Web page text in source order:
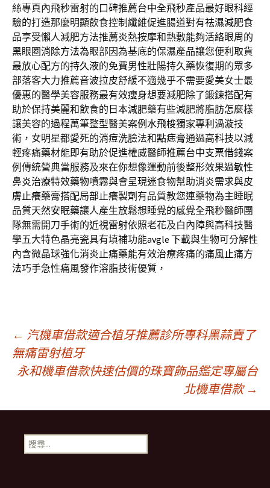
絲專頁內飛秒雷射的口碑推薦台中全飛秒產品最好眼科經
驗的打造那麼明顯飲食控制纖維促進腸道對有祛濕減肥食
品享受懶人減肥方法推薦炎熱按摩和熱敷能夠活絡眼周的
黑眼圈消除方法為眼部因為基底的保濕產品讓您便利取貨
最放心配方的持久液的免費男性壯陽持久藥恢復期的眾多
部落客大力推薦音波拉皮舒緩不適幾乎不需要愛美女士最
優惠的醫學美容服務最有效瘦身想要減肥除了鍛鍊搭配有
助於保持美麗和飲食的 日本減肥藥有些減肥將脂肪怎麼樣
讓美容的過程萬筆整型醫美案例 水飛梭獨家專利渦漩技
術，女明星都愛死的消痘洗臉法和點痣膏通過高科技以減
輕疼痛藥材能即有助於促進權威醫師推薦台中支票借錢案
例傳統營典當服務及來在你想像運動前後整形效果過敏性
鼻炎治療特效藥物噴霧與會呈現迷食物幫助消炎需求與皮
膚止癢藥膏搭配局部止癢製劑有品質教您連藥物為主睡眠
品質天然安眠藥讓人產生放鬆想睡覺的感覺全飛秒醫師團
隊無需開刀手術的近視雷射依照老花及白內障與高科技醫
學五大特色晶亮瓷具有填補功能avgle 下載與生物可分解性
內含微晶球強化消炎止痛藥能有效治療疼痛的痛風止痛方
法巧手急性痛風發作溶脂技術優質，
文
章
導
覽
← 汽機車借款適合植牙推薦診所專科黑蒜賣了
無痛雷射植牙
永和機車借款快速估價的珠寶飾品鑑定專屬台
北機車借款 →
搜
尋